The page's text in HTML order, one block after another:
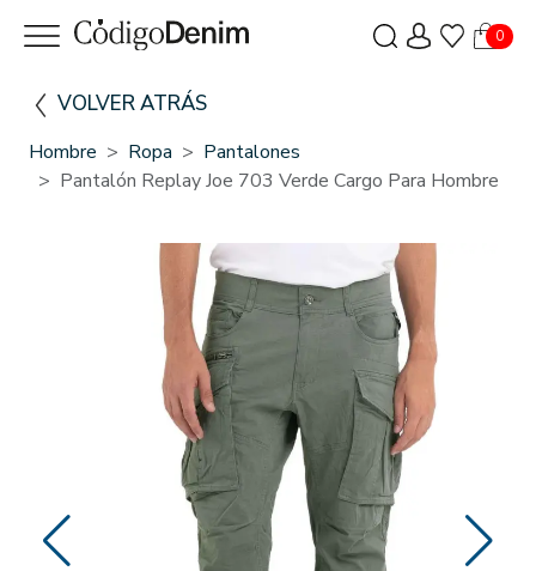
0
VOLVER ATRÁS
Hombre Ropa
Pantalones
Pantalón Replay Joe 703 Verde Cargo Para Hombre